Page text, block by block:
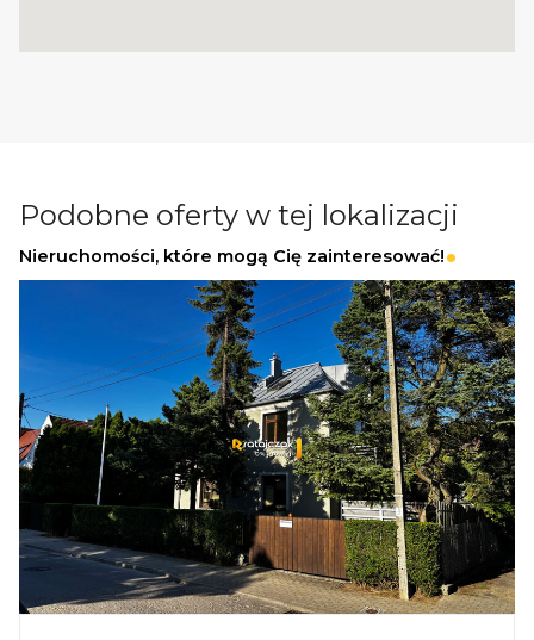
Podobne oferty w tej lokalizacji
Nieruchomości, które mogą Cię zainteresować!